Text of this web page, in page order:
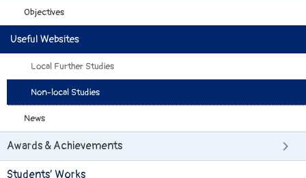
Objectives
Useful Websites
Local Further Studies
Non-local Studies
News
Awards & Achievements
Students’ Works